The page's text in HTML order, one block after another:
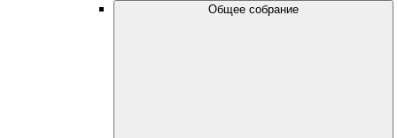
Общее собрание